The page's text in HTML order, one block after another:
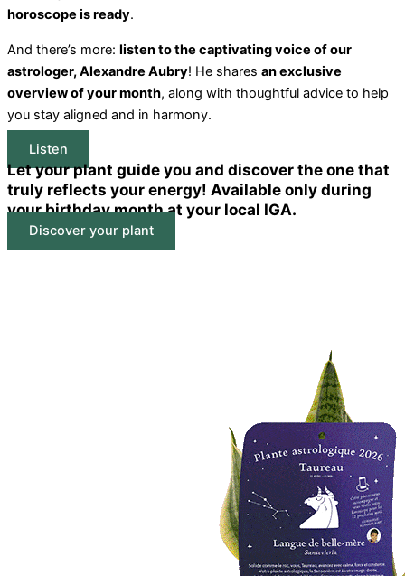
horoscope is ready.
And there’s more: listen to the captivating voice of our
astrologer, Alexandre Aubry! He shares an exclusive
overview of your month, along with thoughtful advice to help
you stay aligned and in harmony.
Listen
Let your plant guide you and discover the one that
truly reflects your energy! Available only during
your birthday month at your local IGA.
Discover your plant